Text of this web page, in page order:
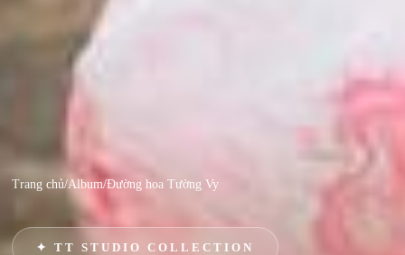
Trang chủ/Album/Đường hoa Tường Vy
✦ TT STUDIO COLLECTION